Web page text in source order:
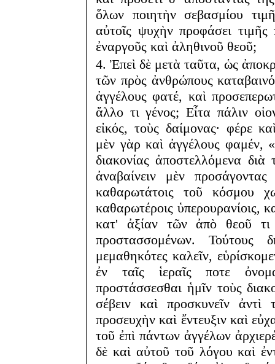
ὅλων ποιητὴν σεβασμίου
αὐτοῖς ψυχὴν προφάσει
ἐναργοῦς καὶ ἀληθινοῦ θεοῦ;
4. Ἐπεὶ δὲ μετὰ ταῦτα, ὡς
τῶν πρὸς ἀνθρώπους
ἀγγέλους φατέ, καὶ
ἄλλο τι γένος; Εἶτα πάλιν
εἰκός, τοὺς δαίμονας· φέρε
μὲν γὰρ καὶ ἀγγέλους φαμέν,
διακονίας ἀποστελλόμενα
ἀναβαίνειν μὲν
καθαρωτάτοις τοῦ κόσμου
καθαρωτέροις ὑπερουρανίοις,
κατ' ἀξίαν τῶν ἀπὸ θεοῦ τι
προστασσομένων.
μεμαθηκότες καλεῖν,
ἐν ταῖς ἱεραῖς ποτε
προστάσσεσθαι ἡμῖν τοὺς
σέβειν καὶ προσκυνεῖν
προσευχὴν καὶ ἔντευξιν καὶ
τοῦ ἐπὶ πάντων ἀγγέλων
δὲ καὶ αὐτοῦ τοῦ λόγου καὶ